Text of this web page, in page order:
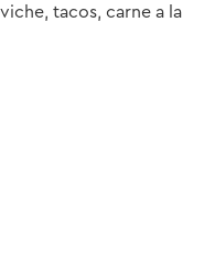
tacos, carne a la